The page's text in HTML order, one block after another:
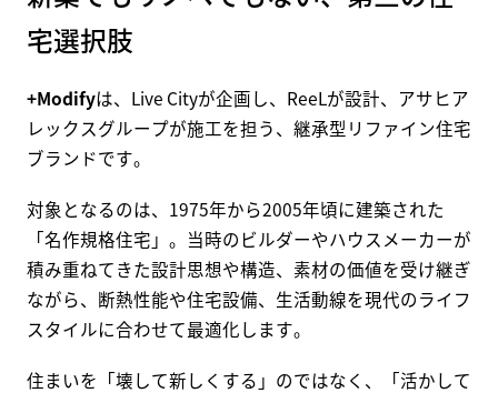
宅選択肢
+Modifyは、Live Cityが企画し、ReeLが設計、アサヒア
レックスグループが施工を担う、継承型リファイン住宅
ブランドです。
対象となるのは、1975年から2005年頃に建築された
「名作規格住宅」。当時のビルダーやハウスメーカーが
積み重ねてきた設計思想や構造、素材の価値を受け継ぎ
ながら、断熱性能や住宅設備、生活動線を現代のライフ
スタイルに合わせて最適化します。
住まいを「壊して新しくする」のではなく、「活かして